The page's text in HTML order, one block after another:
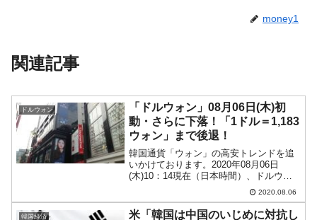
money1
関連記事
ドルウォン
「ドルウォン」08月06日(木)初
動・さらに下落！「1ドル＝1,183
ウォン」まで後退！
韓国通貨「ウォン」の高安トレンドを追
いかけております。2020年08月06日
(木)10：14現在（日本時間）、ドルウォ
ンチャートは以下のようになっています
（チャートは『Investing.com』より引
用：以下同）。本日も陰線でウォン高方
2020.08.06
韓国経済
米「韓国は中国のいじめに対抗し